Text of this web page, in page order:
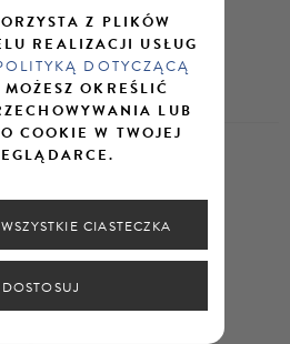
IFI ORAMA
Z PLIKÓW
REALIZACJI USŁUG
DOTYCZĄCĄ
MOŻESZ OKREŚLIĆ
LUB
COOKIE W TWOJEJ
CIASTECZKA
DOSTOSUJ